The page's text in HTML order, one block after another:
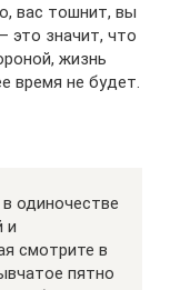
вас тошнит, вы
это значит, что
жизнь
время не будет.
одиночестве
и
смотрите в
пятно